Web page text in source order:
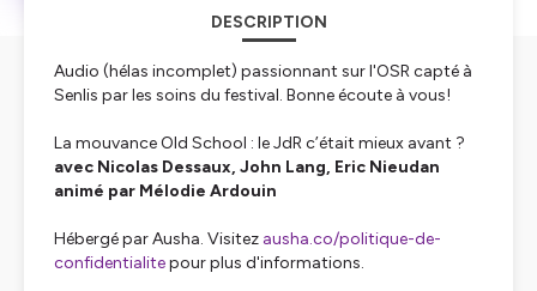
DESCRIPTION
Audio (hélas incomplet) passionnant sur l'OSR capté à
Senlis par les soins du festival. Bonne écoute à vous!
La mouvance Old School : le JdR c’était mieux avant ?
avec Nicolas Dessaux, John Lang, Eric Nieudan
animé par Mélodie Ardouin
Hébergé par Ausha. Visitez ausha.co/politique-de-
confidentialitepour plus d'informations.